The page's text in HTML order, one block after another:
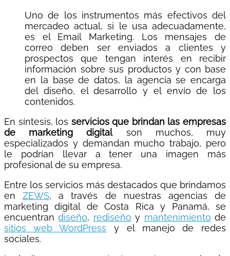
Uno de los instrumentos más efectivos del
mercadeo actual, si le usa adecuadamente,
es el Email Marketing. Los mensajes de
correo deben ser enviados a clientes y
prospectos que tengan interés en recibir
información sobre sus productos y con base
en la base de datos, la agencia se encarga
del diseño, el desarrollo y el envío de los
contenidos.
En síntesis, los servicios que brindan las empresas
de marketing digitalson muchos, muy
especializados y demandan mucho trabajo, pero
le podrían llevar a tener una imagen más
profesional de su empresa.
Entre los servicios más destacados que brindamos
enZEWS, a través de nuestras agencias de
marketing digital de Costa Rica y Panamá, se
encuentrandiseño, rediseño y mantenimiento de
sitios web WordPress y el manejo de redes
sociales.